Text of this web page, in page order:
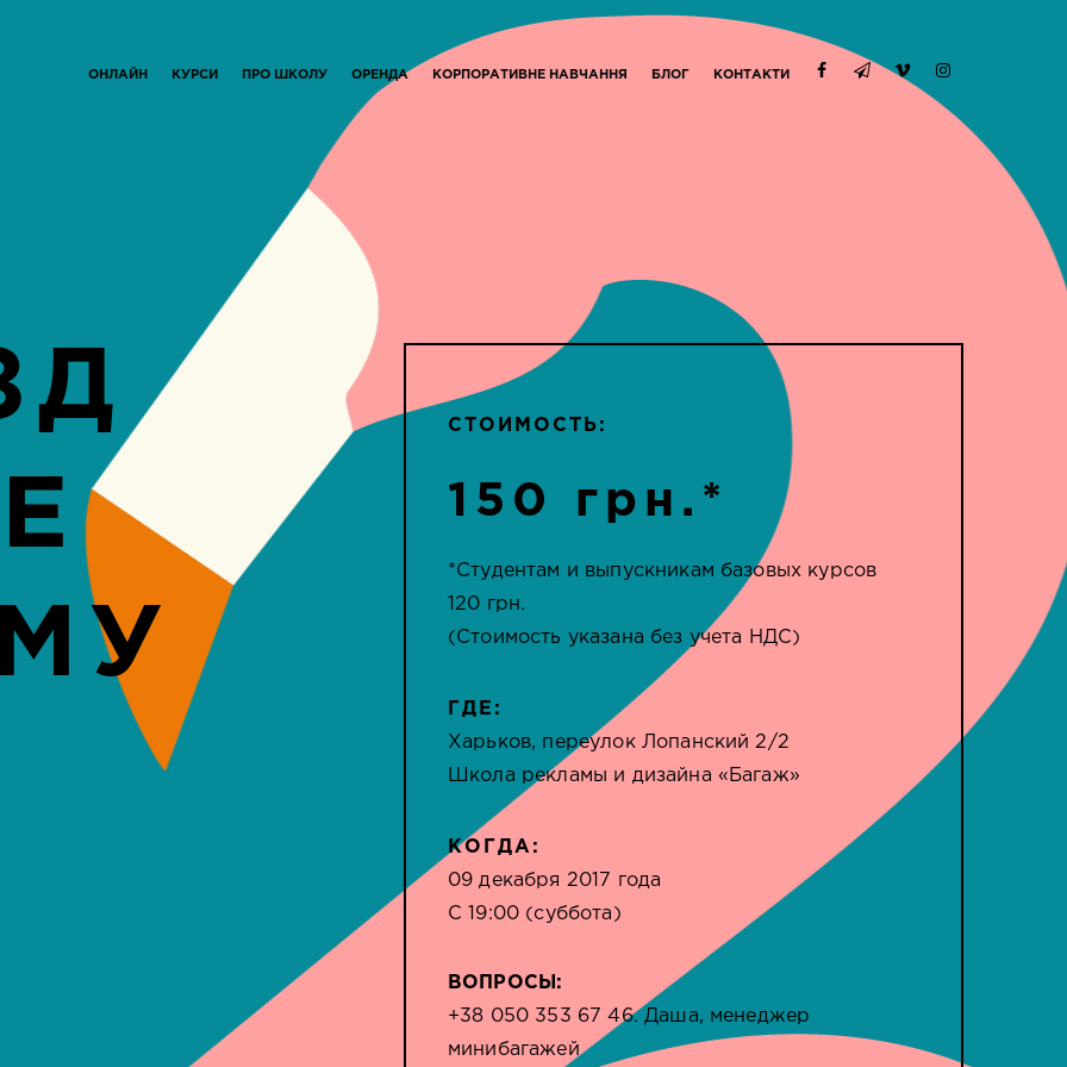
ОНЛАЙН КУРСИ ПРО ШКОЛУ ОРЕНДА КОРПОРАТИВНЕ НАВЧАННЯ БЛОГ КОНТАКТИ
СТОИМОСТЬ:
150 грн.*
*Студентам и выпускникам базовых курсов
120 грн.
(Стоимость указана без учета НДС)
ГДЕ:
Харьков, переулок Лопанский 2/2
Школа рекламы и дизайна «Багаж»
КОГДА:
09 декабря 2017 года
С 19:00 (суббота)
ВОПРОСЫ:
+38 050 353 67 46. Даша, менеджер
минибагажей